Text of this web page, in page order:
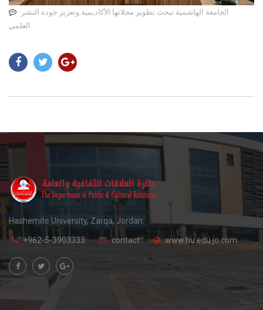
العلمي
Hashemite University, Zarqa, Jordan.
+962-5-3903333 contact www.hu.edu.jo.com